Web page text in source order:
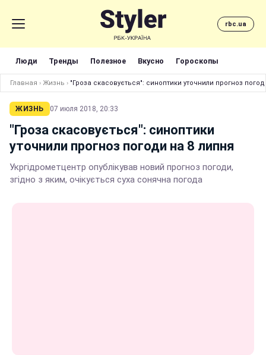
rbc.ua
Люди Тренды Полезное Вкусно Гороскопы
Главная › Жизнь › "Гроза скасовується": синоптики уточнили прогноз
ЖИЗНЬ 07 июля 2018, 20:33
"Гроза скасовується": синоптики
уточнили прогноз погоди на 8 липня
Укргідрометцентр опублікував новий прогноз погоди,
згідно з яким, очікується суха сонячна погода